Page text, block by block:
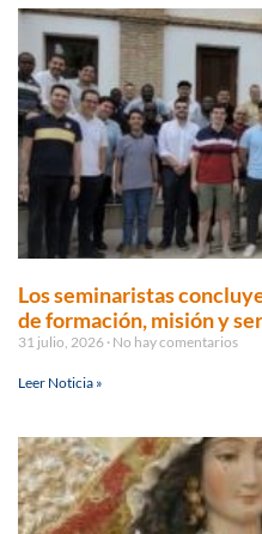
Los seminaristas
de formación, misión y
31 julio, 2026 No hay comentarios
Leer Noticia »